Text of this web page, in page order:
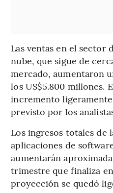
Las ventas en el sector
nube, que sigue de
mercado, aumentaron
los US$5.800 millones.
incremento
previsto por los
Los ingresos totales de
aplicaciones de
aumentarán
trimestre que finaliza
proyección se quedó